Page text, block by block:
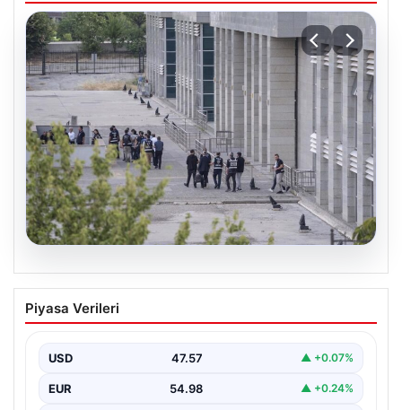
Etimesgut Belediyesi’nde Geniş
Kapsamlı Soruşturma: Başkan
Çıktı
Ankara'nın Etimesgut ilçesinde yer alan belediyeye
yönelik yürütülen kapsamlı bir soruşturmanın son
Piyasa Verileri
USD 47.57 ▲ +0.07%
EUR 54.98 ▲ +0.24%